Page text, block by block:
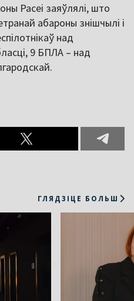
Расеі заяўлялі, што
абароны знішчылі і
над
9 БПЛА – над
ГЛЯДЗІЦЕ БОЛЬШ